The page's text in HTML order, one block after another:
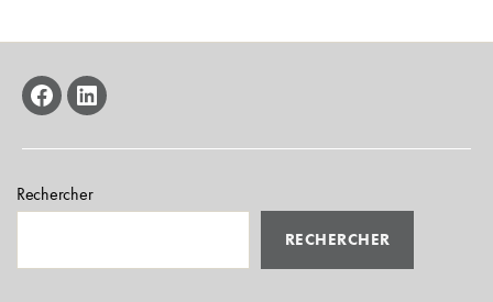
facebooklinkedin
Rechercher
RECHERCHER